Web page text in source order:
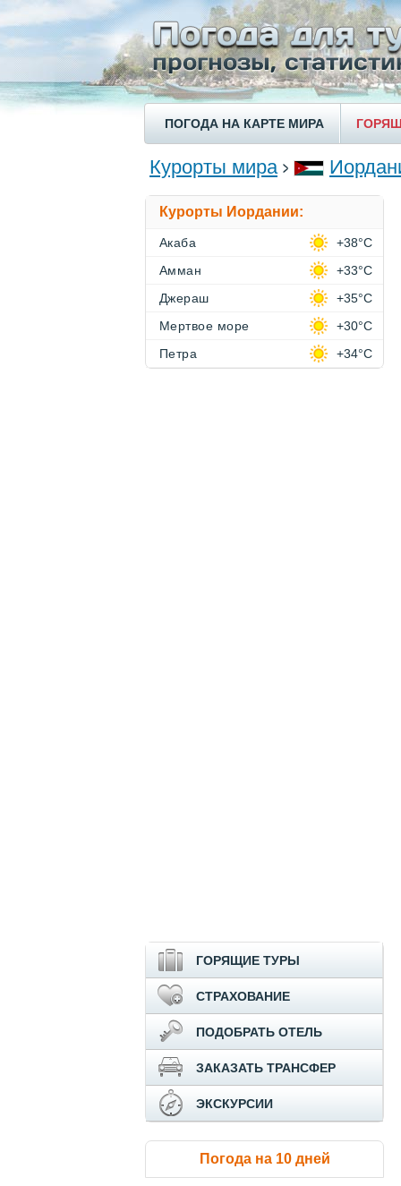
ПОГОДА НА КАРТЕ МИРА
Курорты мира
Курорты Иордании:
Акаба
+38°C
Амман
+33°C
Джераш
+35°C
Мертвое море
+30°C
Петра
+34°C
ГОРЯЩИЕ ТУРЫ
СТРАХОВАНИЕ
ПОДОБРАТЬ ОТЕЛЬ
ЗАКАЗАТЬ ТРАНСФЕР
ЭКСКУРСИИ
Погода на 10 дней